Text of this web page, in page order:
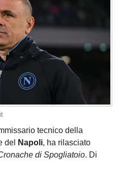
tecnico della
del Napoli, ha rilasciato
di Spogliatoio. Di